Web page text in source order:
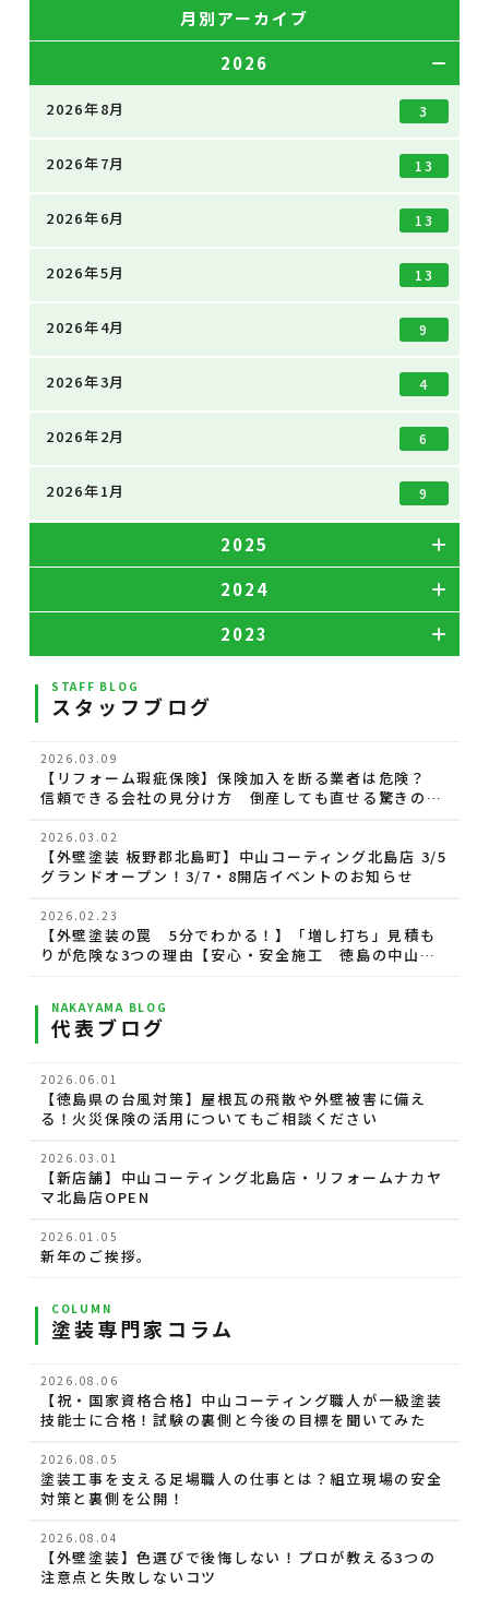
月別アーカイブ
2026
2026年8月 3
2026年7月 13
2026年6月 13
2026年5月 13
2026年4月 9
2026年3月 4
2026年2月 6
2026年1月 9
2025
2024
2023
STAFF BLOG
スタッフブログ
2026.03.09
【リフォーム瑕疵保険】保険加入を断る業者は危険？
信頼できる会社の見分け方 倒産しても直せる驚きの仕
2026.03.02
【外壁塗装 板野郡北島町】中山コーティング北島店 3/5
グランドオープン！3/7・8開店イベントのお知らせ
2026.02.23
【外壁塗装の罠 5分でわかる！】「増し打ち」見積も
りが危険な3つの理由【安心・安全施工 徳島の中山コ
NAKAYAMA BLOG
代表ブログ
2026.06.01
【徳島県の台風対策】屋根瓦の飛散や外壁被害に備え
る！火災保険の活用についてもご相談ください
2026.03.01
【新店舗】中山コーティング北島店・リフォームナカヤ
マ北島店OPEN
2026.01.05
新年のご挨拶。
COLUMN
塗装専門家コラム
2026.08.06
【祝・国家資格合格】中山コーティング職人が一級塗装
技能士に合格！試験の裏側と今後の目標を聞いてみた
2026.08.05
塗装工事を支える足場職人の仕事とは？組立現場の安全
対策と裏側を公開！
2026.08.04
【外壁塗装】色選びで後悔しない！プロが教える3つの
注意点と失敗しないコツ困っているお家は放っておけない！